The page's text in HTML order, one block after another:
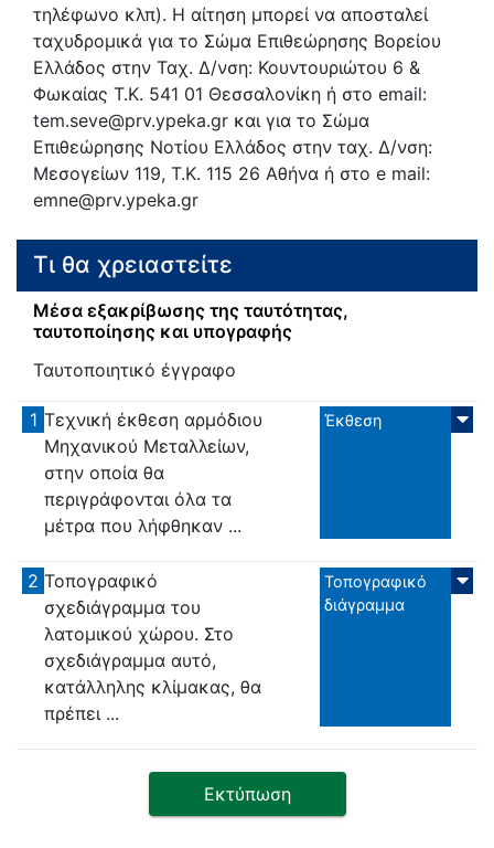
τηλέφωνο κλπ). Η αίτηση μπορεί να αποσταλεί
ταχυδρομικά για το Σώμα Επιθεώρησης Βορείου
Ελλάδος στην Ταχ. Δ/νση: Κουντουριώτου 6 &
Φωκαίας Τ.Κ. 541 01 Θεσσαλονίκη ή στο email:
tem.seve@prv.ypeka.gr και για το Σώμα
Επιθεώρησης Νοτίου Ελλάδος στην ταχ. Δ/νση:
Μεσογείων 119, Τ.Κ. 115 26 Αθήνα ή στο e mail:
emne@prv.ypeka.gr
Τι θα χρειαστείτε
Μέσα εξακρίβωσης της ταυτότητας,
ταυτοποίησης και υπογραφής
Ταυτοποιητικό έγγραφο
1 Τεχνική έκθεση αρμόδιου
Μηχανικού Μεταλλείων,
στην οποία θα
περιγράφονται όλα τα
μέτρα που λήφθηκαν ...
Έκθεση
2 Τοπογραφικό
σχεδιάγραμμα του
λατομικού χώρου. Στο
σχεδιάγραμμα αυτό,
κατάλληλης κλίμακας, θα
πρέπει ...
Τοπογραφικό
διάγραμμα
Εκτύπωση